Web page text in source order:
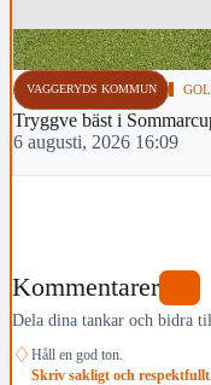
VAGGERYDS KOMMUN
Tryggve bäst i
6 augusti, 2026 16:09
Kommentarer
Dela dina tankar och bidra
♢ Håll en god ton.
Skriv sakligt och